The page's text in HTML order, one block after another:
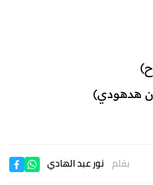
هدهودي)
بقلم نور عبد الهادي